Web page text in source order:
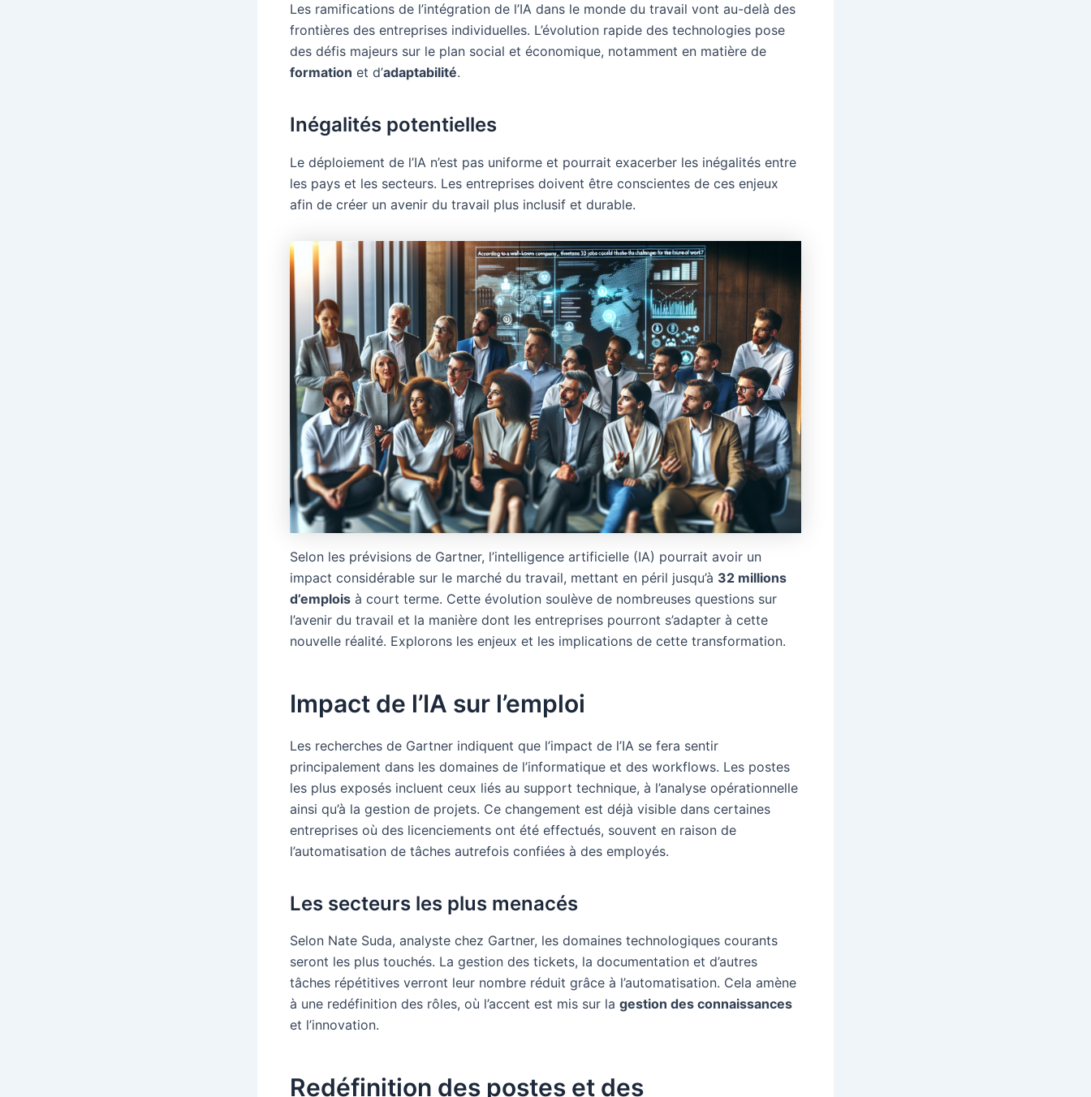
Les ramifications de l’intégration de l’IA dans le monde du travail vont au-delà des
frontières des entreprises individuelles. L’évolution rapide des technologies pose
des défis majeurs sur le plan social et économique, notamment en matière de
formation et d’adaptabilité.
Inégalités potentielles
Le déploiement de l’IA n’est pas uniforme et pourrait exacerber les inégalités entre
les pays et les secteurs. Les entreprises doivent être conscientes de ces enjeux
afin de créer un avenir du travail plus inclusif et durable.
Selon les prévisions de Gartner, l’intelligence artificielle (IA) pourrait avoir un
impact considérable sur le marché du travail, mettant en péril jusqu’à 32 millions
d’emplois à court terme. Cette évolution soulève de nombreuses questions sur
l’avenir du travail et la manière dont les entreprises pourront s’adapter à cette
nouvelle réalité. Explorons les enjeux et les implications de cette transformation.
Impact de l’IA sur l’emploi
Les recherches de Gartner indiquent que l’impact de l’IA se fera sentir
principalement dans les domaines de l’informatique et des workflows. Les postes
les plus exposés incluent ceux liés au support technique, à l’analyse opérationnelle
ainsi qu’à la gestion de projets. Ce changement est déjà visible dans certaines
entreprises où des licenciements ont été effectués, souvent en raison de
l’automatisation de tâches autrefois confiées à des employés.
Les secteurs les plus menacés
Selon Nate Suda, analyste chez Gartner, les domaines technologiques courants
seront les plus touchés. La gestion des tickets, la documentation et d’autres
tâches répétitives verront leur nombre réduit grâce à l’automatisation. Cela amène
à une redéfinition des rôles, où l’accent est mis sur la gestion des connaissances
et l’innovation.
Redéfinition des postes et des